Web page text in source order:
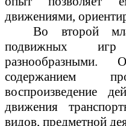
движениями,
Во второй
подвижных игр
содержанием
воспроизведение
движения
видов, предметной